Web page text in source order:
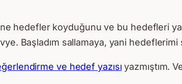
hedefler koyduğunu ve bu hedefleri
Başladım sallamaya, yani hedeflerimi
ve hedef yazısı yazmıştım.